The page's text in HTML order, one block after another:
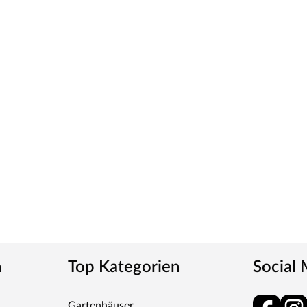
somit sehr robust und verleiht der Tür ein
Top Kategorien Social